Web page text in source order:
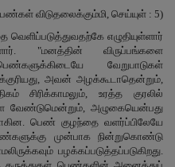
விடுதலைக்கும்மி, செய்யுள் : 5)
எழுதியுள்ளார்
"மனத்தின் விருப்பங்களை
வேறுபாடுகள்
அவன் அழக்கூடாதென்றும்,
சிரிக்காமலும், உரத்த குரலில்
வேண்டுமென்றும், அழுகையென்பது
பெண் குழந்தை வளர்ப்பிலேயே
முன்பாக நின்றுகொண்டு
பழக்கப்படுத்தப்படுகிறது.